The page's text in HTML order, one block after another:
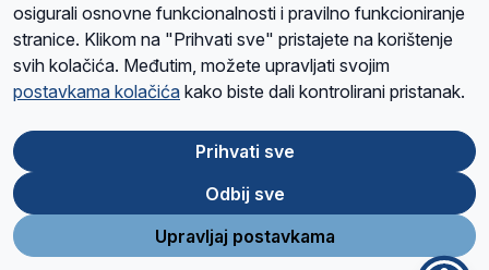
O namaRadio ProgramVolonteriPrijateljiKontaktPravila privatnosti
Ova stranica je zaštićena Google reCAPTCHA sustavom
Store
Google
Play
osigurali osnovne funkcionalnosti i pravilno funkcioniranje
stranice. Klikom na "Prihvati sve" pristajete na korištenje
svih kolačića. Međutim, možete upravljati svojim
postavkama kolačića kako biste dali kontrolirani pristanak.
Prihvati sve
Odbij sve
Upravljaj postavkama